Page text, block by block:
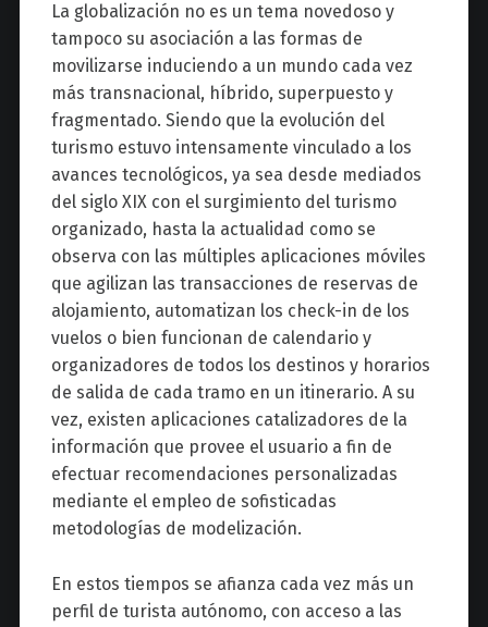
La globalización no es un tema novedoso y
tampoco su asociación a las formas de
movilizarse induciendo a un mundo cada vez
más transnacional, híbrido, superpuesto y
fragmentado. Siendo que la evolución del
turismo estuvo intensamente vinculado a los
avances tecnológicos, ya sea desde mediados
del siglo XIX con el surgimiento del turismo
organizado, hasta la actualidad como se
observa con las múltiples aplicaciones móviles
que agilizan las transacciones de reservas de
alojamiento, automatizan los check-in de los
vuelos o bien funcionan de calendario y
organizadores de todos los destinos y horarios
de salida de cada tramo en un itinerario. A su
vez, existen aplicaciones catalizadores de la
información que provee el usuario a fin de
efectuar recomendaciones personalizadas
mediante el empleo de sofisticadas
metodologías de modelización.
En estos tiempos se afianza cada vez más un
perfil de turista autónomo, con acceso a las